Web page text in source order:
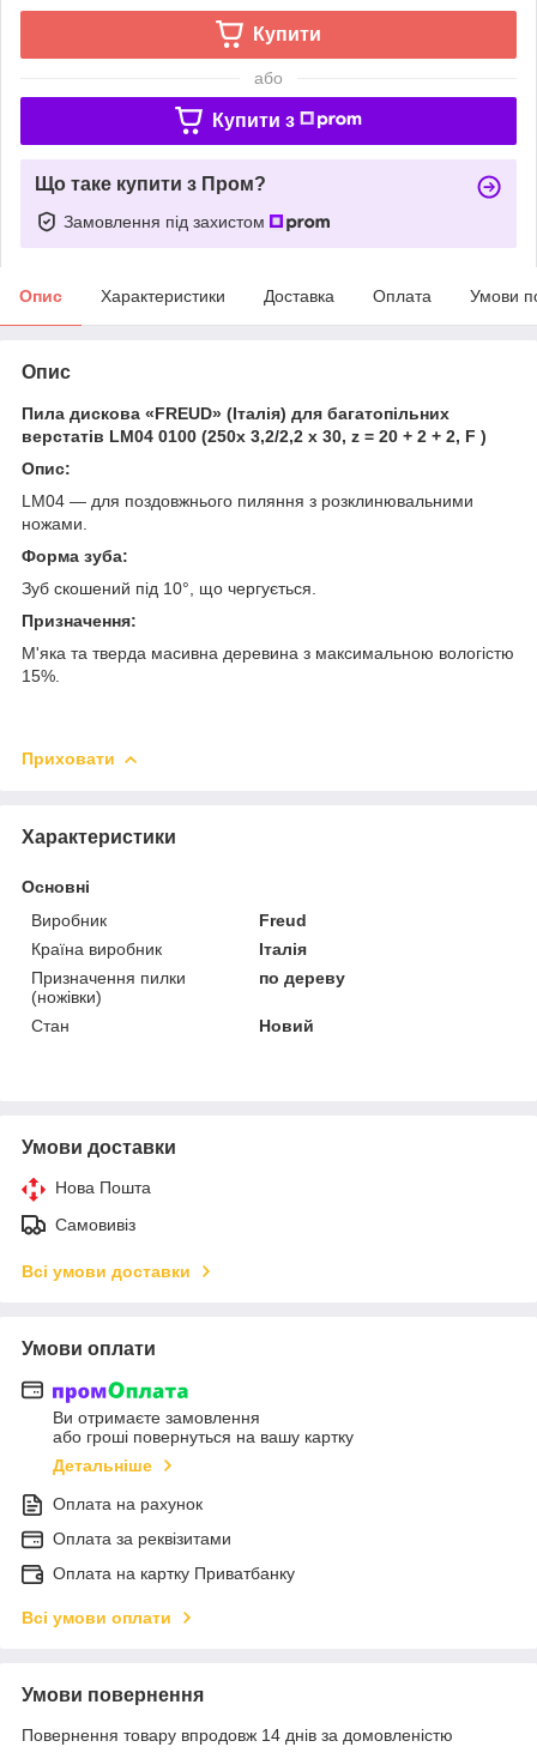
Купити
або
Купити з
Що таке купити з Пром?
Замовлення під захистом
Опис Характеристики Доставка Оплата Умови
Опис
Пила дискова «FREUD» (Італія) для багатопільних
верстатів LM04 0100 (250х 3,2/2,2 х 30, z = 20 + 2 + 2, F )
Опис:
LM04 — для поздовжнього пиляння з розклинювальними
ножами.
Форма зуба:
Зуб скошений під 10°, що чергується.
Призначення:
М'яка та тверда масивна деревина з максимальною вологістю
15%.
Приховати
Характеристики
Основні
Виробник
Freud
Країна виробник
Італія
Призначення пилки
(ножівки)
по дереву
Стан Новий
Умови доставки
Нова Пошта
Самовивіз
Всі умови доставки
Умови оплати
Ви отримаєте замовлення
або гроші повернуться на вашу картку
Детальніше
Оплата на рахунок
Оплата за реквізитами
Оплата на картку Приватбанку
Всі умови оплати
Умови повернення
Повернення товару впродовж 14 днів за домовленістю